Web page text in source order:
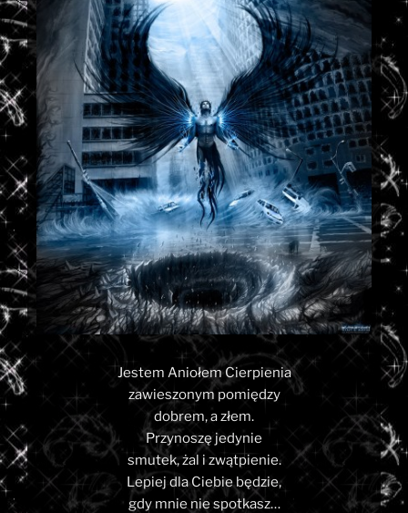
Jestem Aniołem Cierpienia
zawieszonym pomiędzy
dobrem, a złem.
Przynoszę jedynie
smutek, żal i zwątpienie.
Lepiej dla Ciebie będzie,
gdy mnie nie spotkasz…